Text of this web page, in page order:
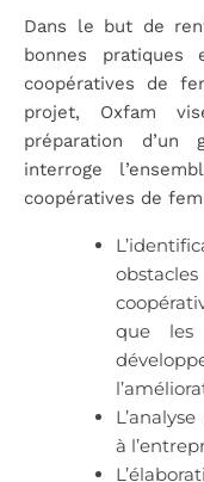
Dans le but de
bonnes pratiques
coopératives de
projet, Oxfam
préparation
interroge
coopératives de
que les
à